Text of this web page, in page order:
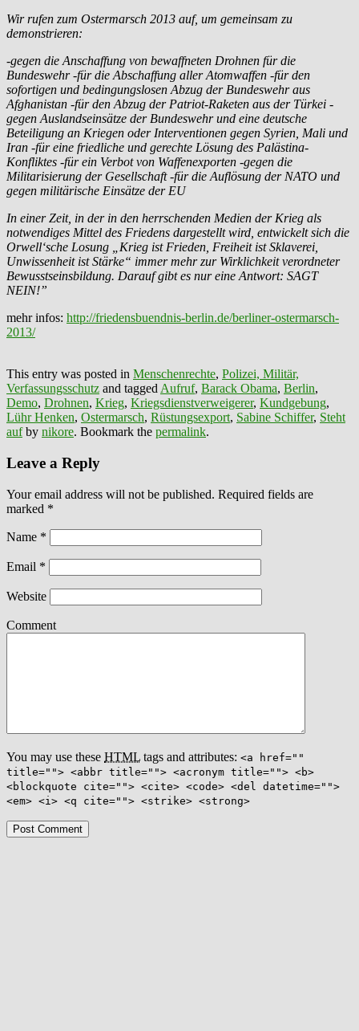
Wir rufen zum Ostermarsch 2013 auf, um gemeinsam zu
demonstrieren:
-gegen die Anschaffung von bewaffneten Drohnen für die
Bundeswehr -für die Abschaffung aller Atomwaffen -für den
sofortigen und bedingungslosen Abzug der Bundeswehr aus
Afghanistan -für den Abzug der Patriot-Raketen aus der Türkei -
gegen Auslandseinsätze der Bundeswehr und eine deutsche
Beteiligung an Kriegen oder Interventionen gegen Syrien, Mali und
Iran -für eine friedliche und gerechte Lösung des Palästina-
Konfliktes -für ein Verbot von Waffenexporten -gegen die
Militarisierung der Gesellschaft -für die Auflösung der NATO und
gegen militärische Einsätze der EU
In einer Zeit, in der in den herrschenden Medien der Krieg als
notwendiges Mittel des Friedens dargestellt wird, entwickelt sich die
Orwell‘sche Losung „Krieg ist Frieden, Freiheit ist Sklaverei,
Unwissenheit ist Stärke“ immer mehr zur Wirklichkeit verordneter
Bewusstseinsbildung. Darauf gibt es nur eine Antwort: SAGT
NEIN!”
mehr infos: http://friedensbuendnis-berlin.de/berliner-ostermarsch-
2013/
This entry was posted in Menschenrechte, Polizei, Militär,
Verfassungsschutz and taggedAufruf, Barack Obama, Berlin,
Demo, Drohnen, Krieg, Kriegsdienstverweigerer, Kundgebung,
Lühr Henken, Ostermarsch, Rüstungsexport, Sabine Schiffer, Steht
aufby nikore. Bookmark the permalink.
Leave a Reply
Your email address will not be published. Required fields are
marked *
Name *
Email *
Website
Comment
You may use these HTML tags and attributes: <a href=""
title=""> <abbr title=""> <acronym title=""> <b>
<blockquote cite=""> <cite> <code> <del datetime="">
<em> <i> <q cite=""> <strike> <strong>